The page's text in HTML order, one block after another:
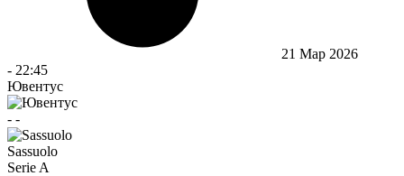
21 Мар 2026
- 22:45
Ювентус
- -
Sassuolo
Serie A